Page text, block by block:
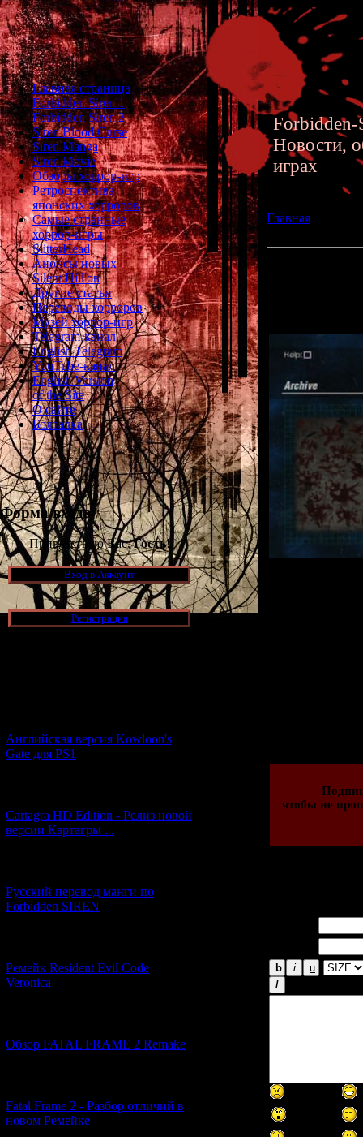
Главная страница
Forbidden Siren 1
Forbidden Siren 2
Siren Blood Curse
Siren Manga
Siren Movie
Обзоры хоррор-игр
Ретроспектива
японских хорроров
Самые странные
хоррор-игры
SlitterHead
Анонсы новых
Silent Hill'ов
Другие статьи
Переводы хорроров
Музей хоррор-игр
Telegram-канал
English Telegram
YouTube-канал
English Version
of the Site
О сайте
Болталка
Форма входа
Приветствую Вас,Гость!
Вход в Аккаунт
Регистрация
Английская версия Kowloon's
Gate для PS1
Cartagra HD Edition - Релиз новой
версии Картагры ...
Русский перевод манги по
Forbidden SIREN
Ремейк Resident Evil Code
Veronica
Обзор FATAL FRAME 2 Remake
Fatal Frame 2 - Разбор отличий в
новом Ремейке
Forbidden-
Новости,
играх
Главная
чтобы не